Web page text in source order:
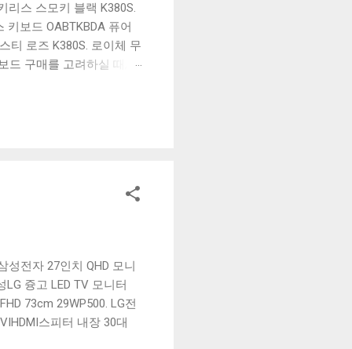
리스 스모키 블랙 K380S.
보드 OABTKBDA 퓨어
티 로즈 K380S. 로이체 무
드 구매를 고려하실 때, 추
성전자 27인치 QHD 모니
LG 즁고 LED TV 모니터
73cm 29WP500. LG전
스피터 내장 30대